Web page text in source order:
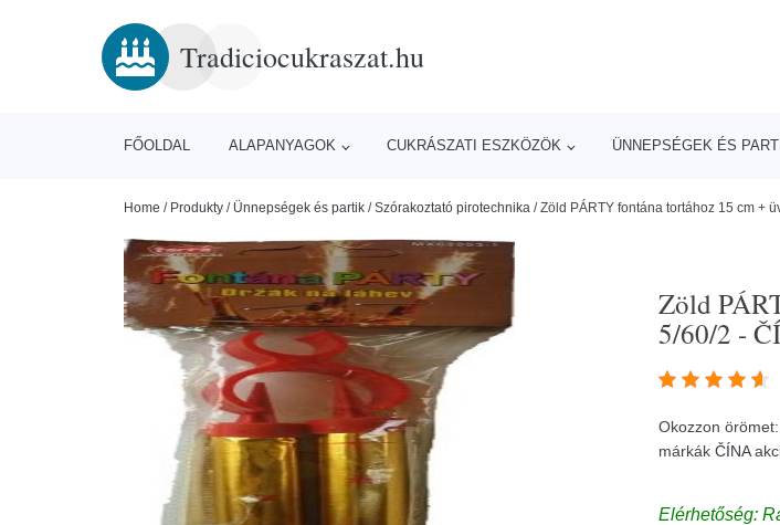
Tradiciocukraszat.hu
FŐOLDAL ALAPANYAGOK CUKRÁSZATI ESZKÖZÖK ÜNNEPSÉGEK ÉS
Home / Produkty / Ünnepségek és partik /Szórakoztató pirotechnika /Zöld PÁRTY fontána tortához 15 cm +
Zöld
5/60/2 -
Okozzon
márkákČÍNA
Elérhetőség: